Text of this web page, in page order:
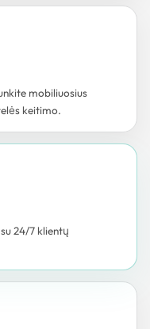
mobiliuosius
keitimo.
24/7 klientų